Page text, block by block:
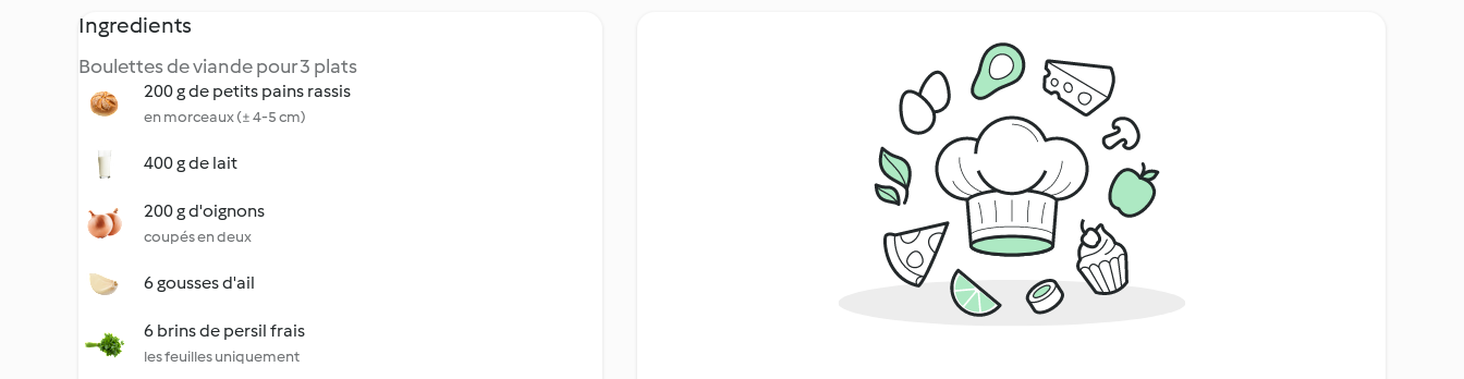
Ingredients
Boulettes de viande pour 3 plats
200 g de petits pains rassis
en morceaux (± 4-5 cm)
400 g de lait
200 g d'oignons
coupés en deux
6 gousses d'ail
6 brins de persil frais
les feuilles uniquement